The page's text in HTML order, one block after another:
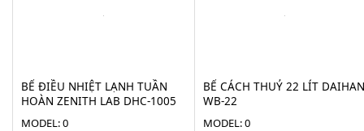
BỂ ĐIỀU NHIỆT LẠNH TUẦN
HOÀN ZENITH LAB DHC-1005
MODEL: 0
BỂ CÁCH THUỶ 22 LÍT DAIHAN
WB-22
MODEL: 0